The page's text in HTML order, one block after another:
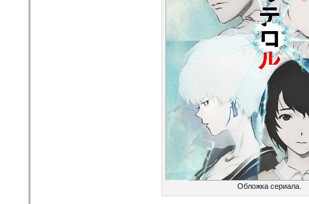
Обложка сериала.